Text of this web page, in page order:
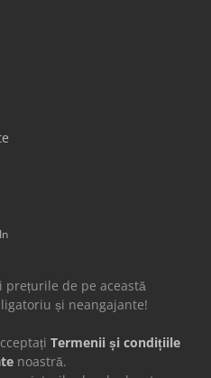
de pe această
și neangajante!
Termenii și condițiile
noastră.